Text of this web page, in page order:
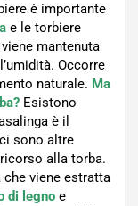
è importante
e le torbiere
mantenuta
Occorre
naturale. Ma
Esistono
è il
sono altre
alla torba.
che viene estratta
di legno e